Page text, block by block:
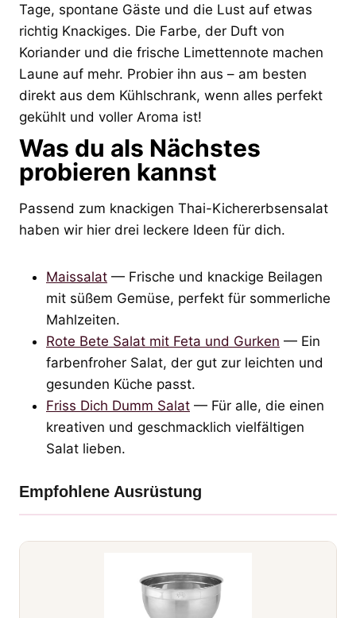
Tage, spontane Gäste und die Lust auf etwas
richtig Knackiges. Die Farbe, der Duft von
Koriander und die frische Limettennote machen
Laune auf mehr. Probier ihn aus – am besten
direkt aus dem Kühlschrank, wenn alles perfekt
gekühlt und voller Aroma ist!
Was du als Nächstes
probieren kannst
Passend zum knackigen Thai-Kichererbsensalat
haben wir hier drei leckere Ideen für dich.
Maissalat — Frische und knackige Beilagen
mit süßem Gemüse, perfekt für sommerliche
Mahlzeiten.
Rote Bete Salat mit Feta und Gurken — Ein
farbenfroher Salat, der gut zur leichten und
gesunden Küche passt.
Friss Dich Dumm Salat — Für alle, die einen
kreativen und geschmacklich vielfältigen
Salat lieben.
Empfohlene Ausrüstung